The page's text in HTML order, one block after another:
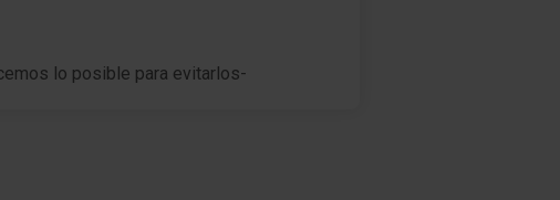
lo posible para evitarlos-